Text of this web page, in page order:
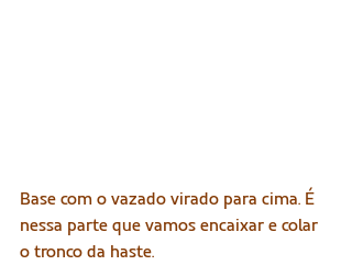
Base com o vazado virado para cima. É
nessa parte que vamos encaixar e colar
o tronco da haste.